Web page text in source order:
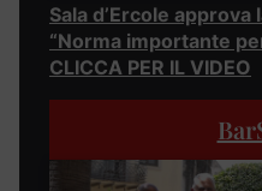
Sala d’Ercole
“Norma importante
CLICCA PER IL VIDEO